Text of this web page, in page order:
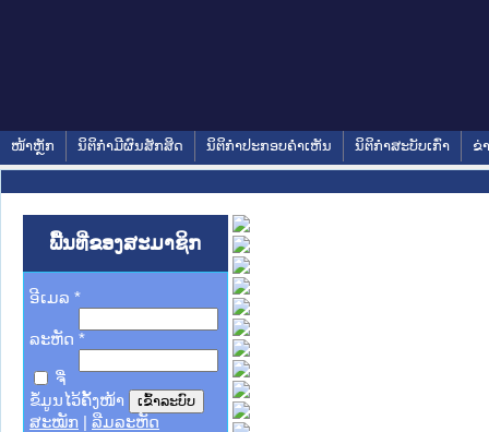
ໜ້າຫຼັກ ນິຕິກໍາມີຜົນສັກສິດ ນິຕິກໍາປະກອບຄໍາເຫັນ ນິຕິກໍາສະບັບເກົ່າ ຂ່
ພື້ນທີ່ຂອງສະມາຊິກ
ອີເມລ *
ລະຫັດ *
ຈື່
ຂໍ້ມູນໄວ້ຄັ້ງໜ້າ
ສະໝັກ
ລືມລະຫັດ